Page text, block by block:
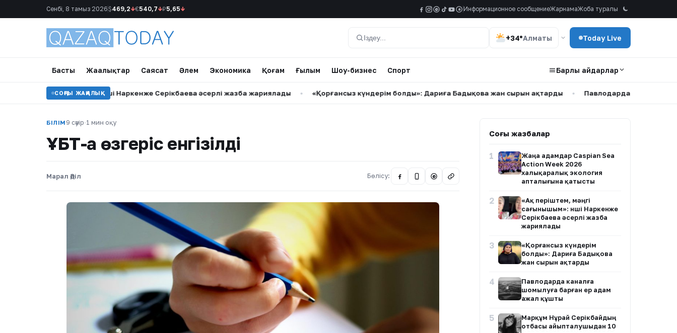
Сенбі, 8 тамыз 2026 $469,2↓€540,7↓₽5,65↓ @ a Информационное сообщениеЖарнамаЖоба туралы
Іздеу
+34°Алматы Today Live
Басты Жаңалықтар Саясат Әлем Экономика Қоғам Ғылым Шоу-бизнес Спорт Барлық айдарлар
СОҢҒЫ ЖАҢАЛЫҚ
сағынышым»: Әнші Наркенже Серікбаева әсерлі жазба жариялады • «Қорғансыз күндерім болды»: Дариға Бадықова жан сырын ақтарды • Павлодарда каналға шомылуға
БІЛІМ 9 сәуір·1 мин оқу
ҰБТ-ға өзгеріс енгізілді
Марал Әділ Бөлісу: @
Соңғы жазбалар
1
Жаңа адамдар Caspian Sea
Action Week 2026
халықаралық экология
апталығына қатысты
2
«Ақ періштем, мәңгі
сағынышым»: Әнші Наркенже
Серікбаева әсерлі жазба
жариялады
3
«Қорғансыз күндерім
болды»: Дариға Бадықова
жан сырын ақтарды
4
Павлодарда каналға
шомылуға барған ер адам
ажал құшты
5
Марқұм Нұрай Серікбайдың
отбасы айыпталушыдан 10